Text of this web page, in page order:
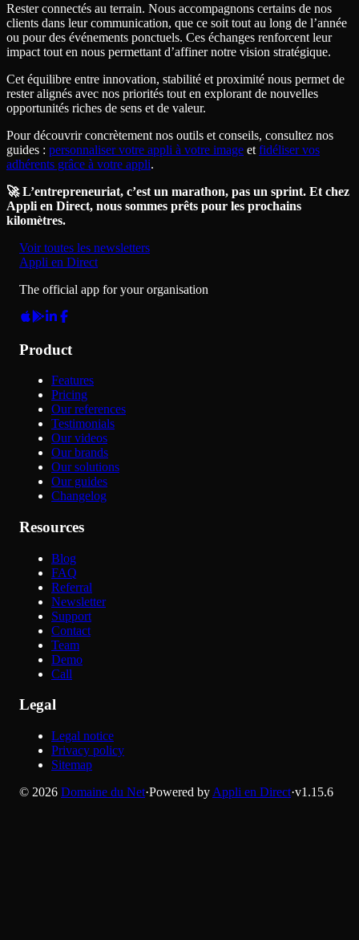
Rester connectés au terrain. Nous accompagnons certains de nos
clients dans leur communication, que ce soit tout au long de l’année
ou pour des événements ponctuels. Ces échanges renforcent leur
impact tout en nous permettant d’affiner notre vision stratégique.
Cet équilibre entre innovation, stabilité et proximité nous permet de
rester alignés avec nos priorités tout en explorant de nouvelles
opportunités riches de sens et de valeur.
Pour découvrir concrètement nos outils et conseils, consultez nos
guides : personnaliser votre appli à votre image et fidéliser vos
adhérents grâce à votre appli.
🚀 L’entrepreneuriat, c’est un marathon, pas un sprint. Et chez
Appli en Direct, nous sommes prêts pour les prochains
kilomètres.
Voir toutes les newsletters
Appli en Direct
The official app for your organisation
Product
Features
Pricing
Our references
Testimonials
Our videos
Our brands
Our solutions
Our guides
Changelog
Resources
Blog
FAQ
Referral
Newsletter
Support
Contact
Team
Demo
Call
Legal
Legal notice
Privacy policy
Sitemap
© 2026 Domaine du Net·Powered by Appli en Direct·v1.15.6